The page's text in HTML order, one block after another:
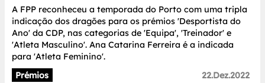
A FPP reconheceu a temporada do Porto com uma tripla
indicação dos dragões para os prémios 'Desportista do
Ano' da CDP, nas categorias de 'Equipa', 'Treinador' e
'Atleta Masculino'. Ana Catarina Ferreira é a indicada
para 'Atleta Feminino'.
Prémios
22.Dez.2022